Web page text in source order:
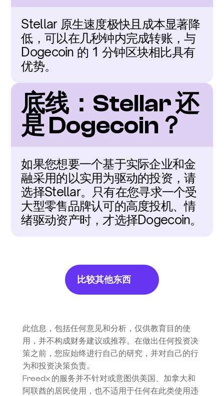
Stellar 原生速度极快且成本显著降
低，可以在几秒钟内完成转账，与
Dogecoin 的 1 分钟区块相比具有
优势。
底线：Stellar 还
是 Dogecoin？
如果您想要一个基于实际企业和金
融采用的以实用为驱动的投资，请
选择Stellar。只有在您寻求一个受
大型零售品牌认可的高度投机、情
绪驱动资产时，才选择Dogecoin。
比较其他东西
此信息，包括任何意见和分析，仅供教育目的使
用，并不构成财务建议或推荐。在做出任何投资决
策之前，您应始终进行自己的研究，并对自己的行
为和投资决策负责。
Freedx 的服务并不针对或意图供美国、加拿大和
阿联酋的居民使用，也不适用于任何在此类使用违